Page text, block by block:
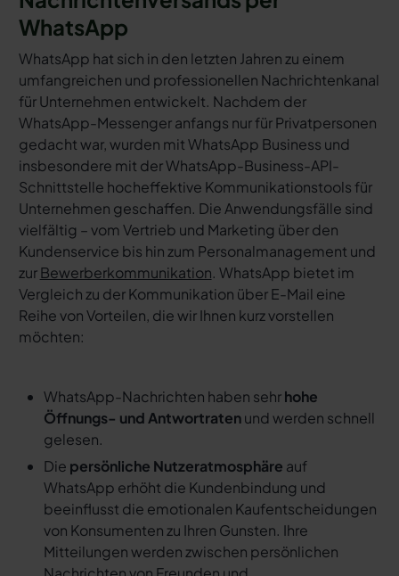
WhatsApp
WhatsApp hat sich in den letzten Jahren zu einem
umfangreichen und professionellen Nachrichtenkanal
für Unternehmen entwickelt. Nachdem der
WhatsApp-Messenger anfangs nur für Privatpersonen
gedacht war, wurden mit WhatsApp Business und
insbesondere mit der WhatsApp-Business-API-
Schnittstelle hocheffektive Kommunikationstools für
Unternehmen geschaffen. Die Anwendungsfälle sind
vielfältig – vom Vertrieb und Marketing über den
Kundenservice bis hin zum Personalmanagement und
zurBewerberkommunikation. WhatsApp bietet im
Vergleich zu der Kommunikation über E-Mail eine
Reihe von Vorteilen, die wir Ihnen kurz vorstellen
möchten:
WhatsApp-Nachrichten haben sehrhohe
Öffnungs- und Antwortratenund werden schnell
gelesen.
Die persönliche Nutzeratmosphäre auf
WhatsApp erhöht die Kundenbindung und
beeinflusst die emotionalen Kaufentscheidungen
von Konsumenten zu Ihren Gunsten. Ihre
Mitteilungen werden zwischen persönlichen